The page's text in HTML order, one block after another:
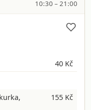
10:30 – 21:00
40 Kč
155 Kč